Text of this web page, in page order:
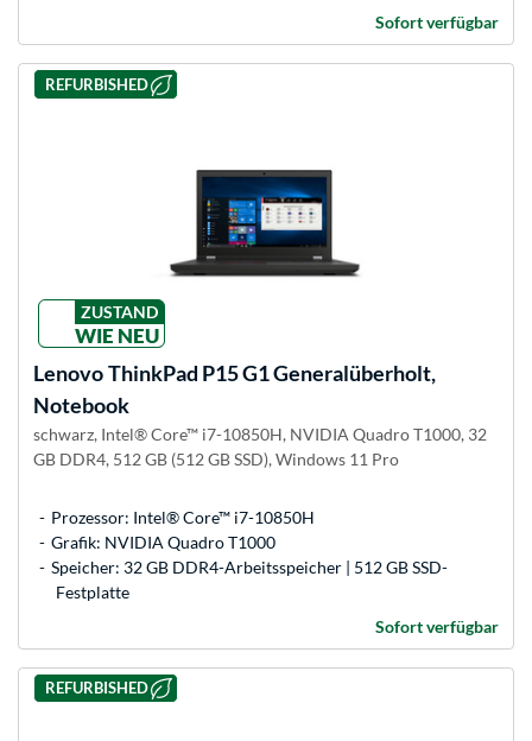
Sofort verfügbar
REFURBISHED
ZUSTAND
WIE NEU
LenovoThinkPad P15 G1 Generalüberholt,
Notebook
schwarz, Intel® Core™ i7-10850H, NVIDIA Quadro T1000, 32
GB DDR4, 512 GB (512 GB SSD), Windows 11 Pro
Prozessor: Intel® Core™ i7-10850H
Grafik: NVIDIA Quadro T1000
Speicher: 32 GB DDR4-Arbeitsspeicher | 512 GB SSD-
Festplatte
Sofort verfügbar
REFURBISHED